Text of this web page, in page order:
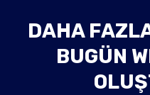
DAHA
BUGÜN